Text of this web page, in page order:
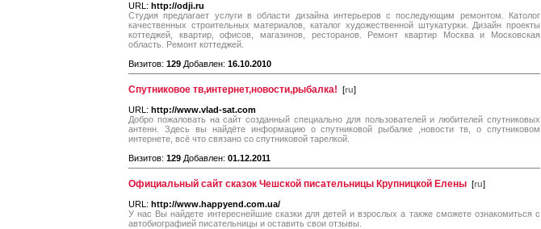
URL: http://odji.ru
Студия предлагает услуги в области дизайна интерьеров с последующим ремонтом. Католог
качественных строительных материалов, каталог художественной штукатурки. Дизайн проекты
коттеджей, квартир, офисов, магазинов, ресторанов. Ремонт квартир Москва и Московская
область. Ремонт коттеджей.
Визитов: 129 Добавлен: 16.10.2010
Спутниковое тв,интернет,новости,рыбалка! [ru]
URL: http://www.vlad-sat.com
Добро пожаловать на сайт созданный специально для пользователей и любителей спутниковых
антенн. Здесь вы найдёте информацию о спутниковой рыбалке ,новости тв, о спутниковом
интернете, всё что связано со спутниковой тарелкой.
Визитов: 129 Добавлен: 01.12.2011
Официальный сайт сказок Чешской писательницы Крупницкой Елены [ru]
URL: http://www.happyend.com.ua/
У нас Вы найдете интереснейшие сказки для детей и взрослых а также сможете ознакомиться с
автобиографией писательницы и оставить свои отзывы.